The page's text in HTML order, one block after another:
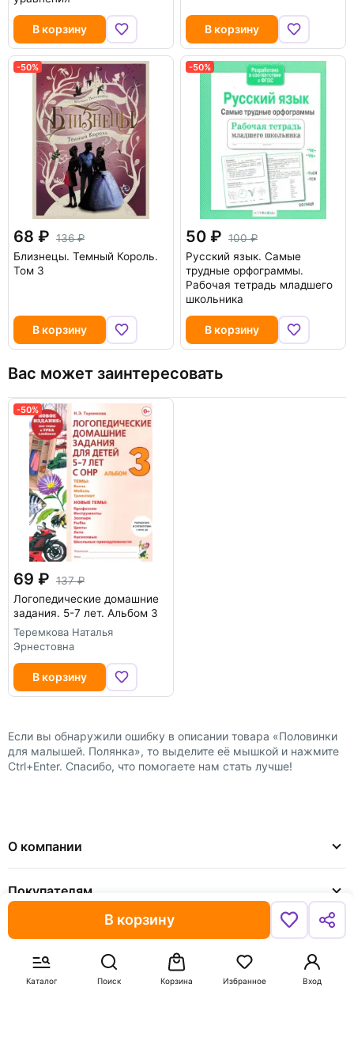
Каталог Поиск Вход
Избранное
Корзина
В корзину
В корзину В корзину
-50%
68
136
Близнецы. Темный Король.
Том 3
В корзину
-50%
50
100
Русский язык. Самые
трудные орфограммы.
Рабочая тетрадь младшего
школьника
В корзину
Вас может заинтересовать
-50%
69
137
Логопедические домашние
задания. 5-7 лет. Альбом 3
Теремкова Наталья
Эрнестовна
В корзину
Если вы обнаружили ошибку в описании товара «Половинки
для малышей. Полянка», то выделите её мышкой и нажмите
Ctrl+Enter. Спасибо, что помогаете нам стать лучше!
О компании
Покупателям
Доставка и оплата
Сотрудничество